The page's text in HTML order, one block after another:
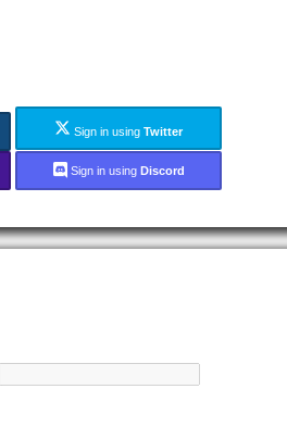
Sign in using Twitter
Sign in using Discord